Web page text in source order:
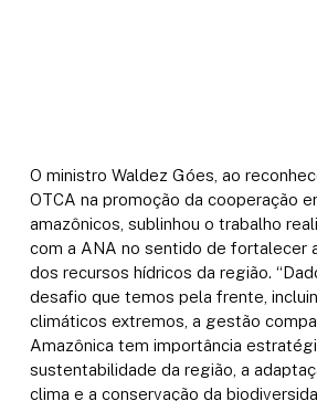
O ministro Waldez Góes, ao
OTCA na promoção da cooperação
amazônicos, sublinhou o trabalho
com a ANA no sentido de fortalecer
dos recursos hídricos da região.
desafio que temos pela frente,
climáticos extremos, a gestão
Amazônica tem importância
sustentabilidade da região, a
clima e a conservação da